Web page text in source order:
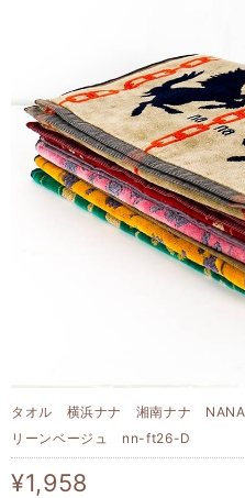
タオル 横浜ナナ 湘南ナナ
リーンベージュ nn-ft26-D
¥1,958